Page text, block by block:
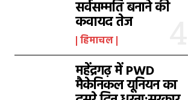
सर्वसम्मति बनाने की
कवायद तेज
हिमाचल
महेंद्रगढ़ में PWD
मैकेनिकल यूनियन का